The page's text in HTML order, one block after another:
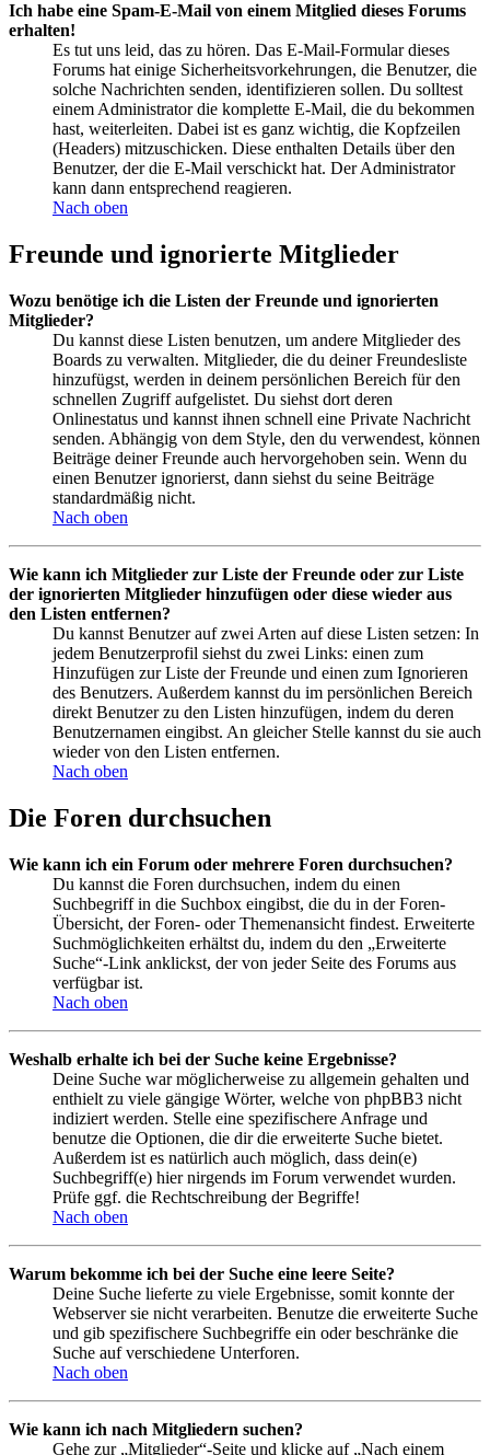
Ich habe eine Spam-E-Mail von einem Mitglied dieses Forums
erhalten!
Es tut uns leid, das zu hören. Das E-Mail-Formular dieses
Forums hat einige Sicherheitsvorkehrungen, die Benutzer, die
solche Nachrichten senden, identifizieren sollen. Du solltest
einem Administrator die komplette E-Mail, die du bekommen
hast, weiterleiten. Dabei ist es ganz wichtig, die Kopfzeilen
(Headers) mitzuschicken. Diese enthalten Details über den
Benutzer, der die E-Mail verschickt hat. Der Administrator
kann dann entsprechend reagieren.
Nach oben
Freunde und ignorierte Mitglieder
Wozu benötige ich die Listen der Freunde und ignorierten
Mitglieder?
Du kannst diese Listen benutzen, um andere Mitglieder des
Boards zu verwalten. Mitglieder, die du deiner Freundesliste
hinzufügst, werden in deinem persönlichen Bereich für den
schnellen Zugriff aufgelistet. Du siehst dort deren
Onlinestatus und kannst ihnen schnell eine Private Nachricht
senden. Abhängig von dem Style, den du verwendest, können
Beiträge deiner Freunde auch hervorgehoben sein. Wenn du
einen Benutzer ignorierst, dann siehst du seine Beiträge
standardmäßig nicht.
Nach oben
Wie kann ich Mitglieder zur Liste der Freunde oder zur Liste
der ignorierten Mitglieder hinzufügen oder diese wieder aus
den Listen entfernen?
Du kannst Benutzer auf zwei Arten auf diese Listen setzen: In
jedem Benutzerprofil siehst du zwei Links: einen zum
Hinzufügen zur Liste der Freunde und einen zum Ignorieren
des Benutzers. Außerdem kannst du im persönlichen Bereich
direkt Benutzer zu den Listen hinzufügen, indem du deren
Benutzernamen eingibst. An gleicher Stelle kannst du sie auch
wieder von den Listen entfernen.
Nach oben
Die Foren durchsuchen
Wie kann ich ein Forum oder mehrere Foren durchsuchen?
Du kannst die Foren durchsuchen, indem du einen
Suchbegriff in die Suchbox eingibst, die du in der Foren-
Übersicht, der Foren- oder Themenansicht findest. Erweiterte
Suchmöglichkeiten erhältst du, indem du den „Erweiterte
Suche“-Link anklickst, der von jeder Seite des Forums aus
verfügbar ist.
Nach oben
Weshalb erhalte ich bei der Suche keine Ergebnisse?
Deine Suche war möglicherweise zu allgemein gehalten und
enthielt zu viele gängige Wörter, welche von phpBB3 nicht
indiziert werden. Stelle eine spezifischere Anfrage und
benutze die Optionen, die dir die erweiterte Suche bietet.
Außerdem ist es natürlich auch möglich, dass dein(e)
Suchbegriff(e) hier nirgends im Forum verwendet wurden.
Prüfe ggf. die Rechtschreibung der Begriffe!
Nach oben
Warum bekomme ich bei der Suche eine leere Seite?
Deine Suche lieferte zu viele Ergebnisse, somit konnte der
Webserver sie nicht verarbeiten. Benutze die erweiterte Suche
und gib spezifischere Suchbegriffe ein oder beschränke die
Suche auf verschiedene Unterforen.
Nach oben
Wie kann ich nach Mitgliedern suchen?
Gehe zur „Mitglieder“-Seite und klicke auf „Nach einem